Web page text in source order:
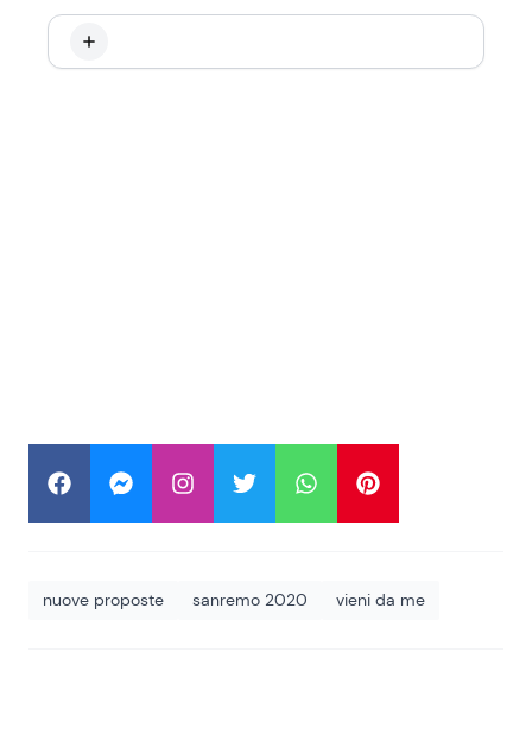
nuove proposte sanremo 2020 vieni da me